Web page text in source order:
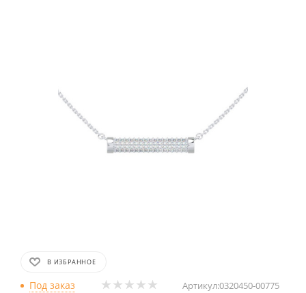
В ИЗБРАННОЕ
Под заказ Артикул:0320450-00775